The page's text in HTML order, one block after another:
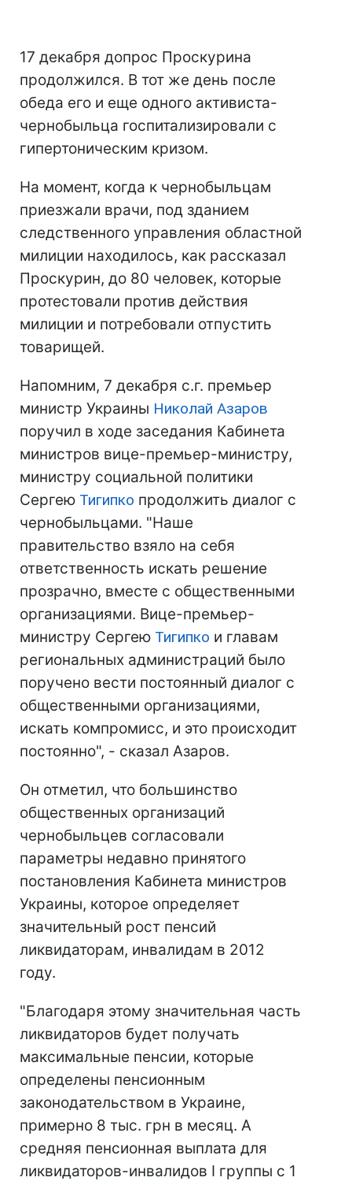
17 декабря допрос Проскурина
продолжился. В тот же день после
обеда его и еще одного активиста-
чернобыльца госпитализировали с
гипертоническим кризом.
На момент, когда к чернобыльцам
приезжали врачи, под зданием
следственного управления областной
милиции находилось, как рассказал
Проскурин, до 80 человек, которые
протестовали против действия
милиции и потребовали отпустить
товарищей.
Напомним, 7 декабря с.г. премьер
министр Украины Николай Азаров
поручил в ходе заседания Кабинета
министров вице-премьер-министру,
министру социальной политики
Сергею Тигипко продолжить диалог с
чернобыльцами. "Наше
правительство взяло на себя
ответственность искать решение
прозрачно, вместе с общественными
организациями. Вице-премьер-
министру Сергею Тигипко и главам
региональных администраций было
поручено вести постоянный диалог с
общественными организациями,
искать компромисс, и это происходит
постоянно", - сказал Азаров.
Он отметил, что большинство
общественных организаций
чернобыльцев согласовали
параметры недавно принятого
постановления Кабинета министров
Украины, которое определяет
значительный рост пенсий
ликвидаторам, инвалидам в 2012
году.
"Благодаря этому значительная часть
ликвидаторов будет получать
максимальные пенсии, которые
определены пенсионным
законодательством в Украине,
примерно 8 тыс. грн в месяц. А
средняя пенсионная выплата для
ликвидаторов-инвалидов I группы с 1